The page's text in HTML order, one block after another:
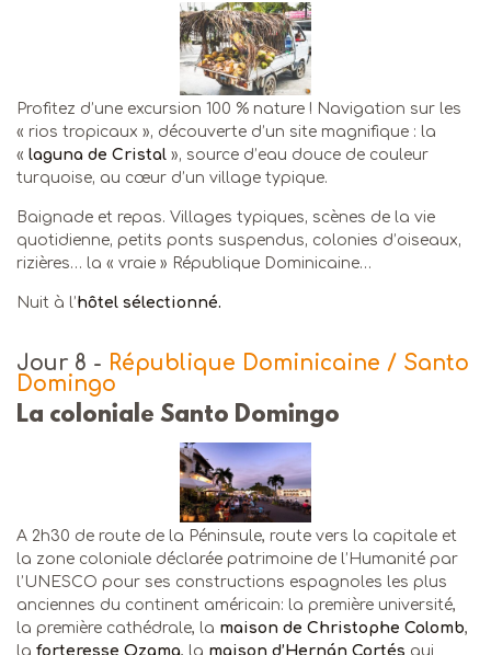
Profitez d’une excursion 100 % nature ! Navigation sur les
« rios tropicaux »‚ découverte d’un site magnifique : la
« laguna de Cristal »‚ source d’eau douce de couleur
turquoise‚ au cœur d’un village typique.
Baignade et repas. Villages typiques‚ scènes de la vie
quotidienne‚ petits ponts suspendus‚ colonies d’oiseaux‚
rizières… la « vraie » République Dominicaine…
Nuit à l’hôtel sélectionné.
Jour 8 - République Dominicaine / Santo
Domingo
La coloniale Santo Domingo
A 2h30 de route de la Péninsule, route vers la capitale et
la zone coloniale déclarée patrimoine de l’Humanité par
l’UNESCO pour ses constructions espagnoles les plus
anciennes du continent américain: la première université,
la première cathédrale, la maison de Christophe Colomb,
la forteresse Ozama, la maison d’Hernán Cortés qui